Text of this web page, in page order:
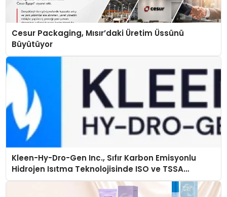
Cesur Packaging, Mısır’daki Üretim Üssünü
Büyütüyor
Kleen-Hy-Dro-Gen Inc., Sıfır Karbon Emisyonlu
Hidrojen Isıtma Teknolojisinde ISO ve TSSA
Düzenleyici Onaylarını Aldı